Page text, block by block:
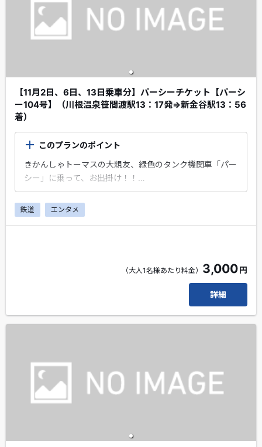
【11月2日、6日、13日乗車分】パーシーチケット【パーシ
ー104号】（川根温泉笹間渡駅13：17発⇒新金谷駅13：56
着）
このプランのポイント
きかんしゃトーマスの大親友、緑色のタンク機関車「パー
シー」に乗って、お出掛け！！
大井川本線の「川根温泉笹間渡駅」から出発！「新金谷
駅」まで乗車するプランです。※乗車券は、金谷駅まで有
線路を駆け抜けるパーシーの、力強い走りをぜひお楽しみ
鉄道 エンタメ
（大人1名様あたり料金） 3,000円
詳細